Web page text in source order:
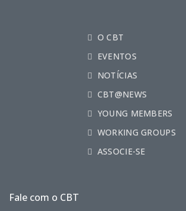
O CBT
EVENTOS
NOTÍCIAS
CBT@NEWS
YOUNG MEMBERS
WORKING GROUPS
ASSOCIE-SE
Fale com o CBT